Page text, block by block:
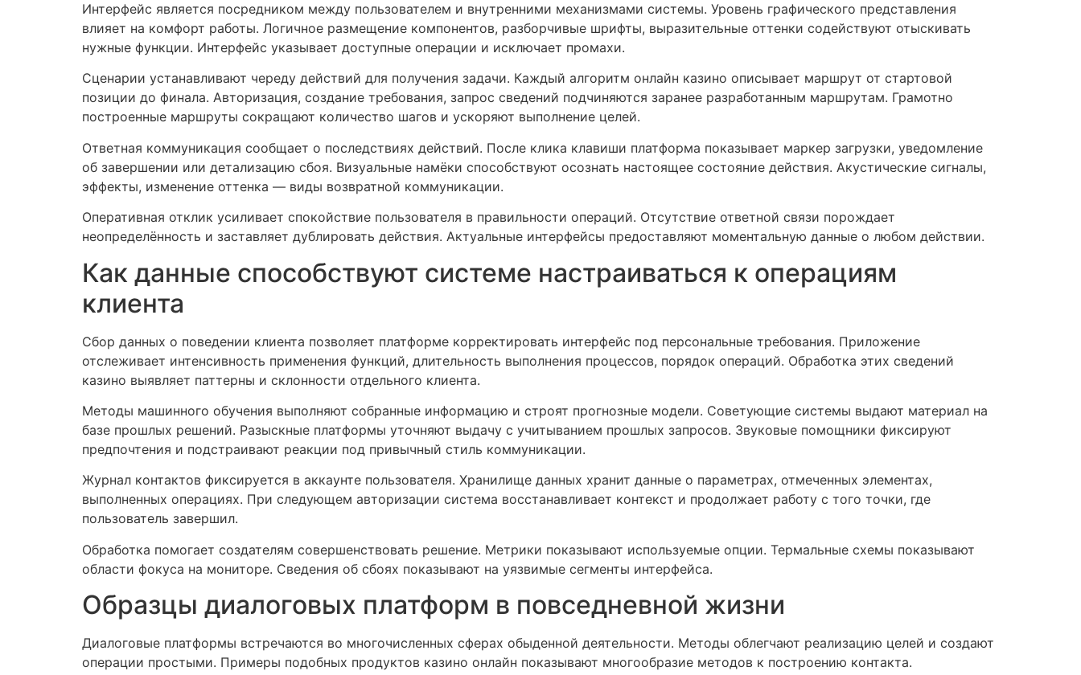
Интерфейс является посредником между пользователем и внутренними механизмами системы. Уровень графического представления
влияет на комфорт работы. Логичное размещение компонентов, разборчивые шрифты, выразительные оттенки содействуют отыскивать
нужные функции. Интерфейс указывает доступные операции и исключает промахи.
Сценарии устанавливают череду действий для получения задачи. Каждый алгоритм онлайн казино описывает маршрут от стартовой
позиции до финала. Авторизация, создание требования, запрос сведений подчиняются заранее разработанным маршрутам. Грамотно
построенные маршруты сокращают количество шагов и ускоряют выполнение целей.
Ответная коммуникация сообщает о последствиях действий. После клика клавиши платформа показывает маркер загрузки, уведомление
об завершении или детализацию сбоя. Визуальные намёки способствуют осознать настоящее состояние действия. Акустические сигналы,
эффекты, изменение оттенка — виды возвратной коммуникации.
Оперативная отклик усиливает спокойствие пользователя в правильности операций. Отсутствие ответной связи порождает
неопределённость и заставляет дублировать действия. Актуальные интерфейсы предоставляют моментальную данные о любом действии.
Как данные способствуют системе настраиваться к операциям
клиента
Сбор данных о поведении клиента позволяет платформе корректировать интерфейс под персональные требования. Приложение
отслеживает интенсивность применения функций, длительность выполнения процессов, порядок операций. Обработка этих сведений
казино выявляет паттерны и склонности отдельного клиента.
Методы машинного обучения выполняют собранные информацию и строят прогнозные модели. Советующие системы выдают материал на
базе прошлых решений. Разыскные платформы уточняют выдачу с учитыванием прошлых запросов. Звуковые помощники фиксируют
предпочтения и подстраивают реакции под привычный стиль коммуникации.
Журнал контактов фиксируется в аккаунте пользователя. Хранилище данных хранит данные о параметрах, отмеченных элементах,
выполненных операциях. При следующем авторизации система восстанавливает контекст и продолжает работу с того точки, где
пользователь завершил.
Обработка помогает создателям совершенствовать решение. Метрики показывают используемые опции. Термальные схемы показывают
области фокуса на мониторе. Сведения об сбоях показывают на уязвимые сегменты интерфейса.
Образцы диалоговых платформ в повседневной жизни
Диалоговые платформы встречаются во многочисленных сферах обыденной деятельности. Методы облегчают реализацию целей и создают
операции простыми. Примеры подобных продуктов казино онлайн показывают многообразие методов к построению контакта.